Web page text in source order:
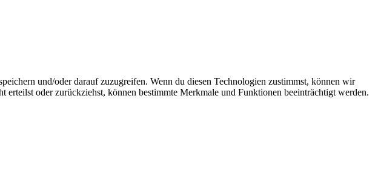
und/oder darauf zuzugreifen. Wenn du diesen Technologien zustimmst, können wir
oder zurückziehst, können bestimmte Merkmale und Funktionen beeinträchtigt werden.